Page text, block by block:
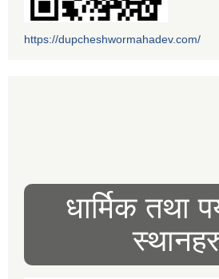
https://dupcheshwormahadev.com/
धार्मिक तथा